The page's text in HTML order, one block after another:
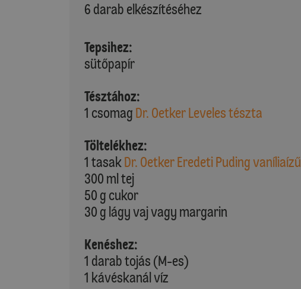
6 darab elkészítéséhez
Tepsihez:
sütőpapír
Tésztához:
1 csomag Dr. Oetker Leveles tészta
Töltelékhez:
1 tasakDr. Oetker Eredeti Puding vaníliaízű
300 ml tej
50 g cukor
30 g lágy vaj vagy margarin
Kenéshez:
1 darab tojás (M-es)
1 kávéskanál víz